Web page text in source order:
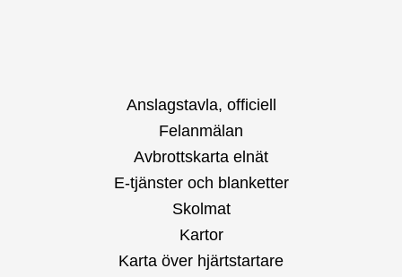
Anslagstavla, officiell
Felanmälan
Avbrottskarta elnät
E-tjänster och blanketter
Skolmat
Kartor
Karta över hjärtstartare